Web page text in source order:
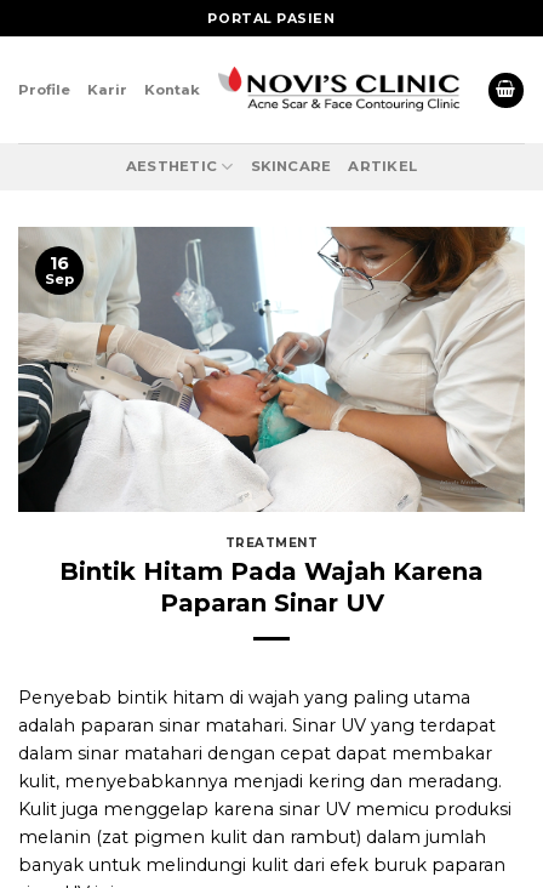
to
PORTAL PASIEN
Profile Karir Kontak
AESTHETIC SKINCARE ARTIKEL
16
Sep
TREATMENT
Bintik Hitam Pada Wajah Karena
Paparan Sinar UV
Penyebab bintik hitam di wajah yang paling utama
adalah paparan sinar matahari. Sinar UV yang terdapat
dalam sinar matahari dengan cepat dapat membakar
kulit, menyebabkannya menjadi kering dan meradang.
Kulit juga menggelap karena sinar UV memicu produksi
melanin (zat pigmen kulit dan rambut) dalam jumlah
banyak untuk melindungi kulit dari efek buruk paparan